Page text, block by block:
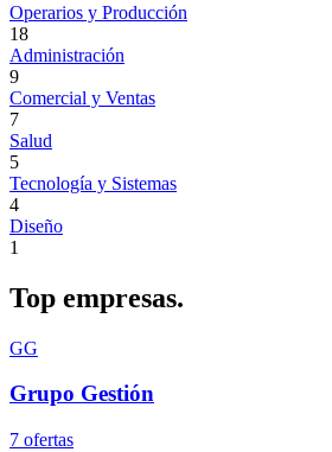
Operarios y Producción
18
Administración
9
Comercial y Ventas
7
Salud
5
Tecnología y Sistemas
4
Diseño
1
Top empresas.
GG
Grupo Gestión
7 ofertas